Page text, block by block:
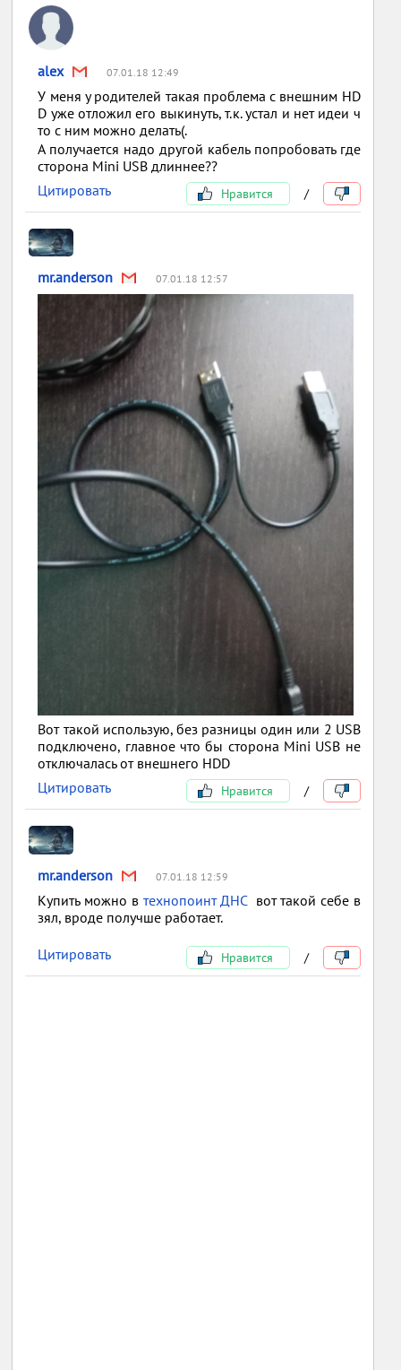
alex 07.01.18 12:49
У меня у родителей такая проблема с внешним HD
D уже отложил его выкинуть, т.к. устал и нет идеи ч
то с ним можно делать(.
А получается надо другой кабель попробовать где
сторона Mini USB длиннее??
Цитировать
Нравится /
mr.anderson 07.01.18 12:57
Вот такой использую, без разницы один или 2 USB
подключено, главное что бы сторона Mini USB не
отключалась от внешнего HDD
Цитировать
Нравится /
mr.anderson 07.01.18 12:59
Купить можно в технопоинт ДНС вот такой себе в
зял, вроде получше работает.
Цитировать Нравится /